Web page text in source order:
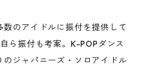
のアイドルに振付を提供して
ら振付も考案。K-POPダンス
ジャパニーズ・ソロアイドル